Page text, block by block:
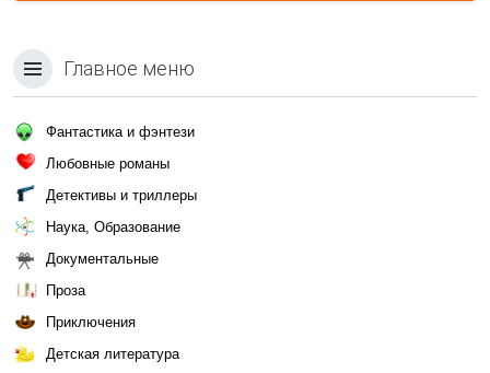
Главное меню
Фантастика и фэнтези
Любовные романы
Детективы и триллеры
Наука, Образование
Документальные
Проза
Приключения
Детская литература